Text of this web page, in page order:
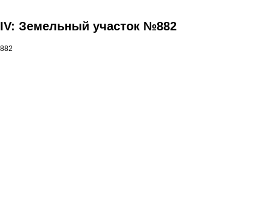
IV: Земельный участок №882
882